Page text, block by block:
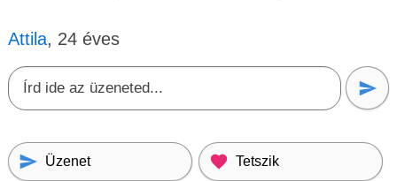
Attila, 24 éves
Üzenet Tetszik